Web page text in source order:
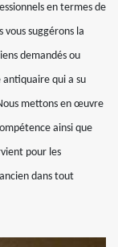
en termes de
suggérons la
demandés ou
qui a su
mettons en œuvre
ainsi que
pour les
dans tout